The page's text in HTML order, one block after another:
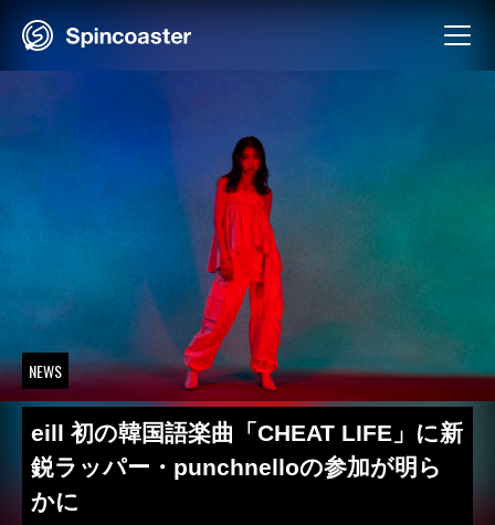
NEWS
eill 初の韓国語楽曲「CHEAT LIFE」に新
鋭ラッパー・punchnelloの参加が明ら
かに